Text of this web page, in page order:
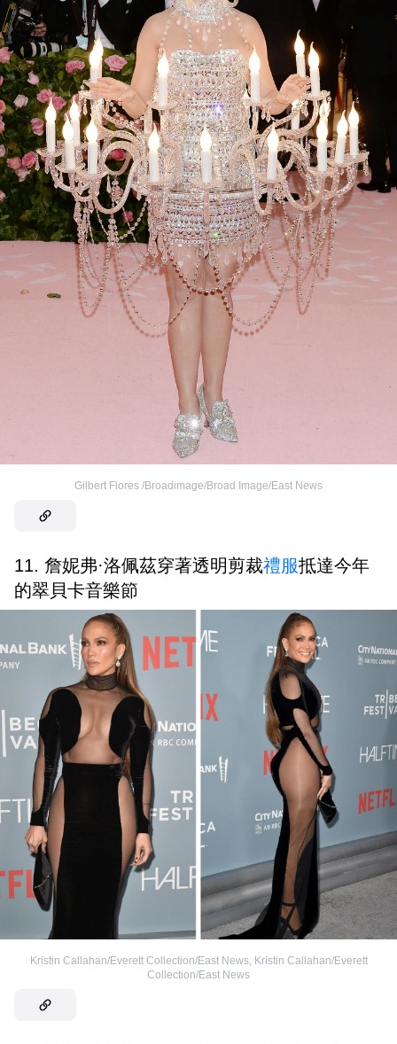
Gilbert Flores /Broadimage/Broad Image/East News
11. 詹妮弗·洛佩茲穿著透明剪裁禮服抵達今年
的翠貝卡音樂節
Kristin Callahan/Everett Collection/East News, Kristin Callahan/Everett
Collection/East News